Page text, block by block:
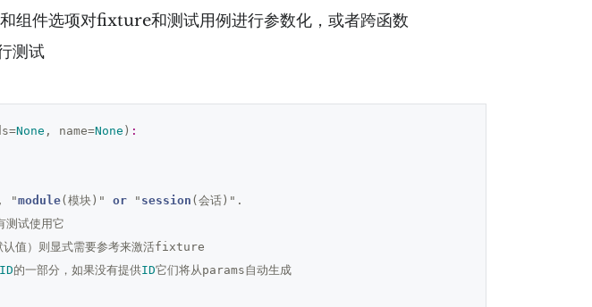
组件选项对fixture和测试用例进行参数化，或者跨函数
测试
None , name=None ) :
"module(模块)" or " session (会话)".
试使用它
认值）则显式需要参考来激活fixture
的一部分，如果没有提供ID它们将从params自动生成